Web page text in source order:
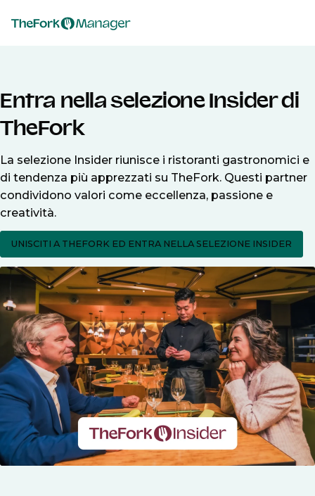
Entra nella selezione Insider di
TheFork
La selezione Insider riunisce i ristoranti gastronomici e
di tendenza più apprezzati su TheFork. Questi partner
condividono valori come eccellenza, passione e
creatività.
UNISCITI A THEFORK ED ENTRA NELLA SELEZIONE INSIDER